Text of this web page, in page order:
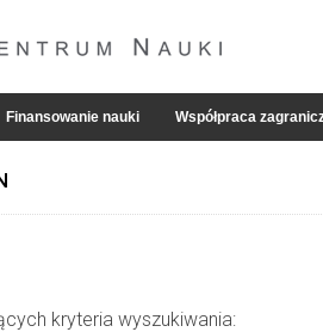
Finansowanie nauki Współpraca
kryteria wyszukiwania: